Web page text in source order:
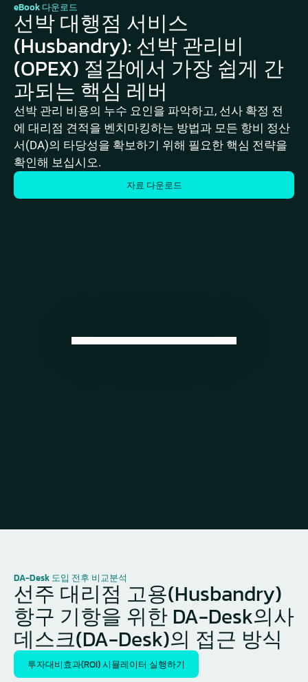
eBook 다운로드
선박 대행점 서비스
(Husbandry): 선박 관리비
(OPEX) 절감에서 가장 쉽게 간
과되는 핵심 레버
선박 관리 비용의 누수 요인을 파악하고, 선사 확정 전
에 대리점 견적을 벤치마킹하는 방법과 모든 항비 정산
서(DA)의 타당성을 확보하기 위해 필요한 핵심 전략을
확인해 보십시오.
자료 다운로드
DA-Desk 도입 전후 비교분석
선주 대리점 고용(Husbandry)
항구 기항을 위한 DA-Desk의사
데스크(DA-Desk)의 접근 방식
투자대비효과(ROI) 시뮬레이터 실행하기